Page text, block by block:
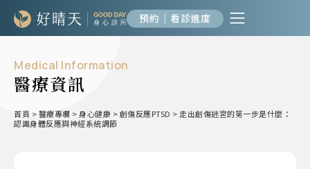
預約｜看診進度
Medical Information
醫療資訊
首頁 >醫療專欄 >身心健康 >創傷反應PTSD >走出創傷迷宮的第一步是什麼：
認識身體反應與神經系統調節